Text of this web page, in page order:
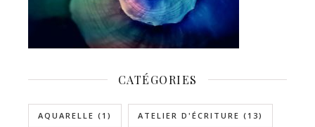
CATÉGORIES
AQUARELLE (1) ATELIER D'ÉCRITURE (13)